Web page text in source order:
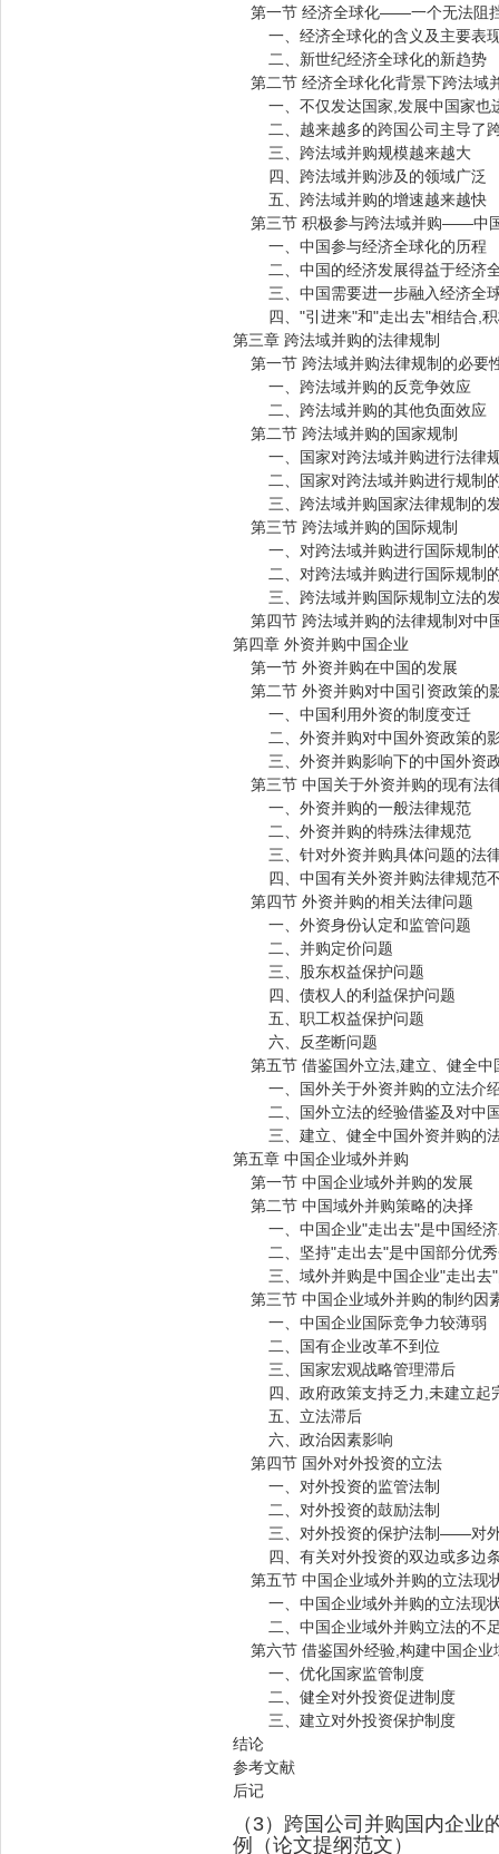
第一节 经济全球化——一个无法阻
一、经济全球化的含义及主要表
二、新世纪经济全球化的新趋势
第二节 经济全球化化背景下跨法域
一、不仅发达国家,发展中国家也
二、越来越多的跨国公司主导了
三、跨法域并购规模越来越大
四、跨法域并购涉及的领域广泛
五、跨法域并购的增速越来越快
第三节 积极参与跨法域并购——中
一、中国参与经济全球化的历程
二、中国的经济发展得益于经济
三、中国需要进一步融入经济全
四、"引进来"和"走出去"相结合,积
第三章 跨法域并购的法律规制
第一节 跨法域并购法律规制的必要
一、跨法域并购的反竞争效应
二、跨法域并购的其他负面效应
第二节 跨法域并购的国家规制
一、国家对跨法域并购进行法律
二、国家对跨法域并购进行规制
三、跨法域并购国家法律规制的
第三节 跨法域并购的国际规制
一、对跨法域并购进行国际规制
二、对跨法域并购进行国际规制
三、跨法域并购国际规制立法的
第四节 跨法域并购的法律规制对中
第四章 外资并购中国企业
第一节 外资并购在中国的发展
第二节 外资并购对中国引资政策的
一、中国利用外资的制度变迁
二、外资并购对中国外资政策的
三、外资并购影响下的中国外资
第三节 中国关于外资并购的现有法
一、外资并购的一般法律规范
二、外资并购的特殊法律规范
三、针对外资并购具体问题的法
四、中国有关外资并购法律规范
第四节 外资并购的相关法律问题
一、外资身份认定和监管问题
二、并购定价问题
三、股东权益保护问题
四、债权人的利益保护问题
五、职工权益保护问题
六、反垄断问题
第五节 借鉴国外立法,建立、健全中
一、国外关于外资并购的立法介
二、国外立法的经验借鉴及对中
三、建立、健全中国外资并购的
第五章 中国企业域外并购
第一节 中国企业域外并购的发展
第二节 中国域外并购策略的决择
一、中国企业"走出去"是中国经济
二、坚持"走出去"是中国部分优秀
三、域外并购是中国企业"走出去"
第三节 中国企业域外并购的制约因
一、中国企业国际竞争力较薄弱
二、国有企业改革不到位
三、国家宏观战略管理滞后
四、政府政策支持乏力,未建立起
五、立法滞后
六、政治因素影响
第四节 国外对外投资的立法
一、对外投资的监管法制
二、对外投资的鼓励法制
三、对外投资的保护法制——对外
四、有关对外投资的双边或多边
第五节 中国企业域外并购的立法现
一、中国企业域外并购的立法现
二、中国企业域外并购立法的不
第六节 借鉴国外经验,构建中国企业
一、优化国家监管制度
二、健全对外投资促进制度
三、建立对外投资保护制度
结论
参考文献
后记
（3）跨国公司并购国内企
例（论文提纲范文）